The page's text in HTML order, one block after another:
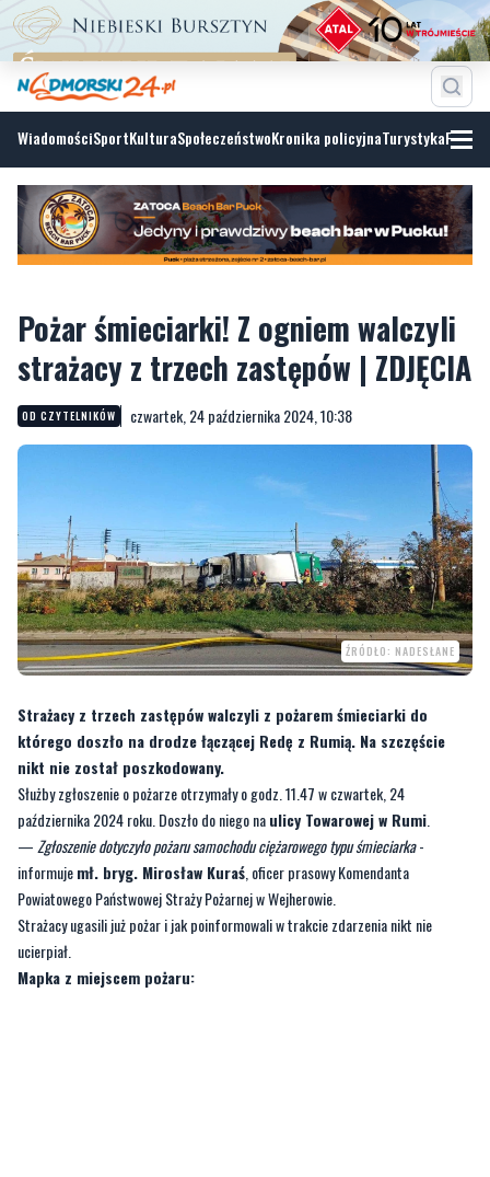
WiadomościSportKulturaSpołeczeństwoKronika policyjnaTurystyka
Pożar śmieciarki! Z ogniem walczyli
strażacy z trzech zastępów | ZDJĘCIA
OD CZYTELNIKÓW czwartek, 24 października 2024, 10:38
ŹRÓDŁO: NADESŁANE
Strażacy z trzech zastępów walczyli z pożarem śmieciarki do
którego doszło na drodze łączącej Redę z Rumią. Na szczęście
nikt nie został poszkodowany.
Służby zgłoszenie o pożarze otrzymały o godz. 11.47 w czwartek, 24
października 2024 roku. Doszło do niego naulicy Towarowej w Rumi
— Zgłoszenie dotyczyło pożaru samochodu ciężarowego typu śmieciarka-
informujemł. bryg. Mirosław Kuraś , oficer prasowy Komendanta
Powiatowego Państwowej Straży Pożarnej w Wejherowie.
Strażacy ugasili już pożar i jak poinformowali w trakcie zdarzenia nikt nie
ucierpiał.
Mapka z miejscem pożaru: